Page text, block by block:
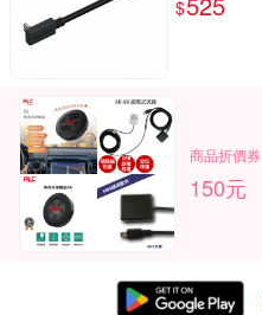
$
商品折價券
150元